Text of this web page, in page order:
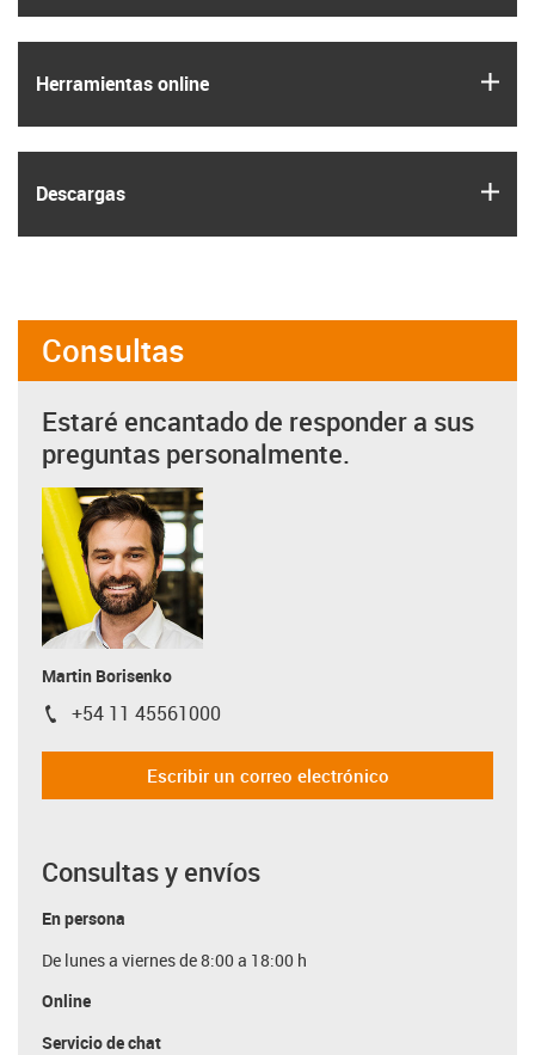
Herramientas online
Descargas
Consultas
Estaré encantado de responder a sus
preguntas personalmente.
Martin Borisenko
igus-icon-phone
+54 11 45561000
Escribir un correo electrónico
Consultas y envíos
En persona
De lunes a viernes de 8:00 a 18:00 h
Online
Servicio de chat